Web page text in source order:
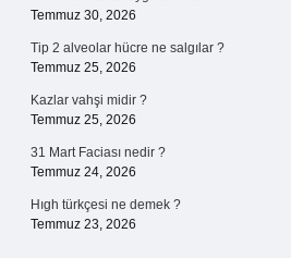
Temmuz 30, 2026
Tip 2 alveolar hücre ne salgılar ?
Temmuz 25, 2026
Kazlar vahşi midir ?
Temmuz 25, 2026
31 Mart Faciası nedir ?
Temmuz 24, 2026
Hıgh türkçesi ne demek ?
Temmuz 23, 2026